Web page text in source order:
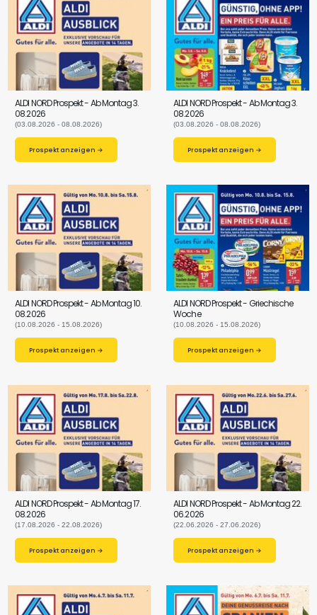
ALDI NORD Prospekt - Ab Montag 3.
08.2026
(03.08.2026 - 08.08.2026)
Prospekt anzeigen →
ALDI NORD Prospekt - Ab Montag 3.
08.2026
(03.08.2026 - 08.08.2026)
Prospekt anzeigen →
ALDI NORD Prospekt - Ab Montag 10.
08.2026
(10.08.2026 - 15.08.2026)
Prospekt anzeigen →
ALDI NORD Prospekt - Griechische
Woche
(10.08.2026 - 15.08.2026)
Prospekt anzeigen →
ALDI NORD Prospekt - Ab Montag 17.
08.2026
(17.08.2026 - 22.08.2026)
Prospekt anzeigen →
ALDI NORD Prospekt - Ab Montag 22.
06.2026
(22.06.2026 - 27.06.2026)
Prospekt anzeigen →